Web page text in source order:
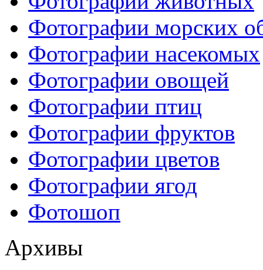
Фотографии морских
Фотографии насекомых
Фотографии овощей
Фотографии птиц
Фотографии фруктов
Фотографии цветов
Фотографии ягод
Фотошоп
Архивы